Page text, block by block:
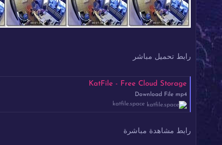
رابط تحميل مباشر
KatFile - Free Cloud Storage
Download File mp4
katfile.space
رابط مشاهدة مباشرة